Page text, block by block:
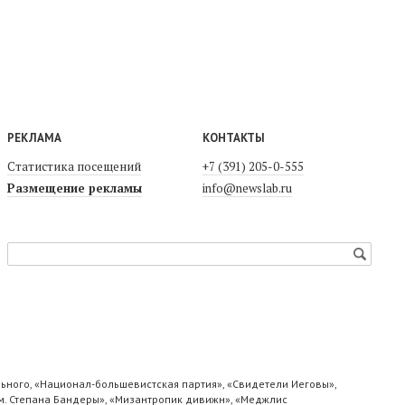
РЕКЛАМА
Статистика посещений
Размещение рекламы
КОНТАКТЫ
+7 (391) 205-0-555
info@newslab.ru
«Национал-большевистская партия», «Свидетели Иеговы»,
Степана Бандеры», «Мизантропик дивижн», «Меджлис